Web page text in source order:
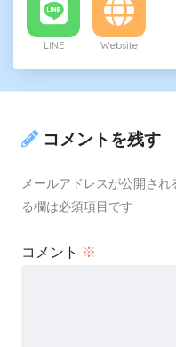
LINE Website
コメントを残す
メールアドレスが公開され
る欄は必須項目です
コメント ※